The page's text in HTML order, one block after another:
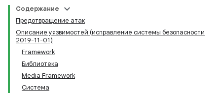
Содержание
Предотвращение атак
Описание уязвимостей (исправление системы безопасности
2019-11-01)
Framework
Библиотека
Media Framework
Система